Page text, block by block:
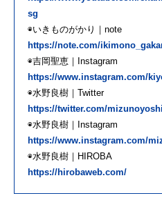
sg
◉いきものがかり｜
https://note.com/
◉吉岡聖恵｜Instagram
https://www.instagram.com/
◉水野良樹｜Twitter
https://twitter.com/
◉水野良樹｜Instagram
https://www.instagram.com/
◉水野良樹｜
https://hirobaweb.com/